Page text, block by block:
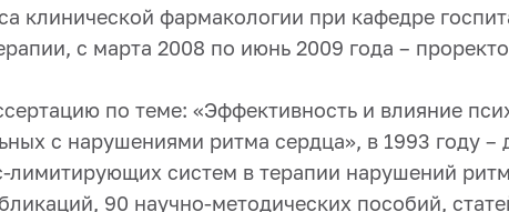
клинической фармакологии при кафедре
с марта 2008 по июнь 2009 года –
по теме: «Эффективность и влияние
с нарушениями ритма сердца», в 1993 году –
лимитирующих систем в терапии нарушений
90 научно-методических пособий,